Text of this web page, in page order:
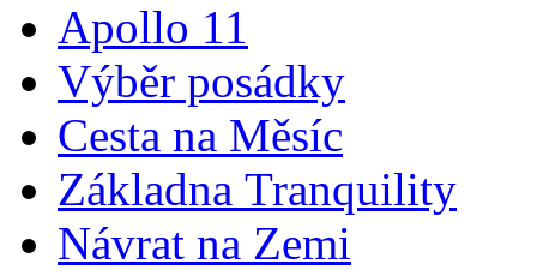
Apollo 11
Výběr posádky
Cesta na Měsíc
Základna Tranquility
Návrat na Zemi